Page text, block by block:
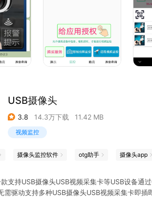
USB摄像头
3.8 14.3万下载 11.42 MB
视频监控
摄像头监控软件 otg助手 摄像头app
支持USB摄像头USB视频采集卡等USB设备通
需驱动支持多种USB摄像头USB视频采集卡即插